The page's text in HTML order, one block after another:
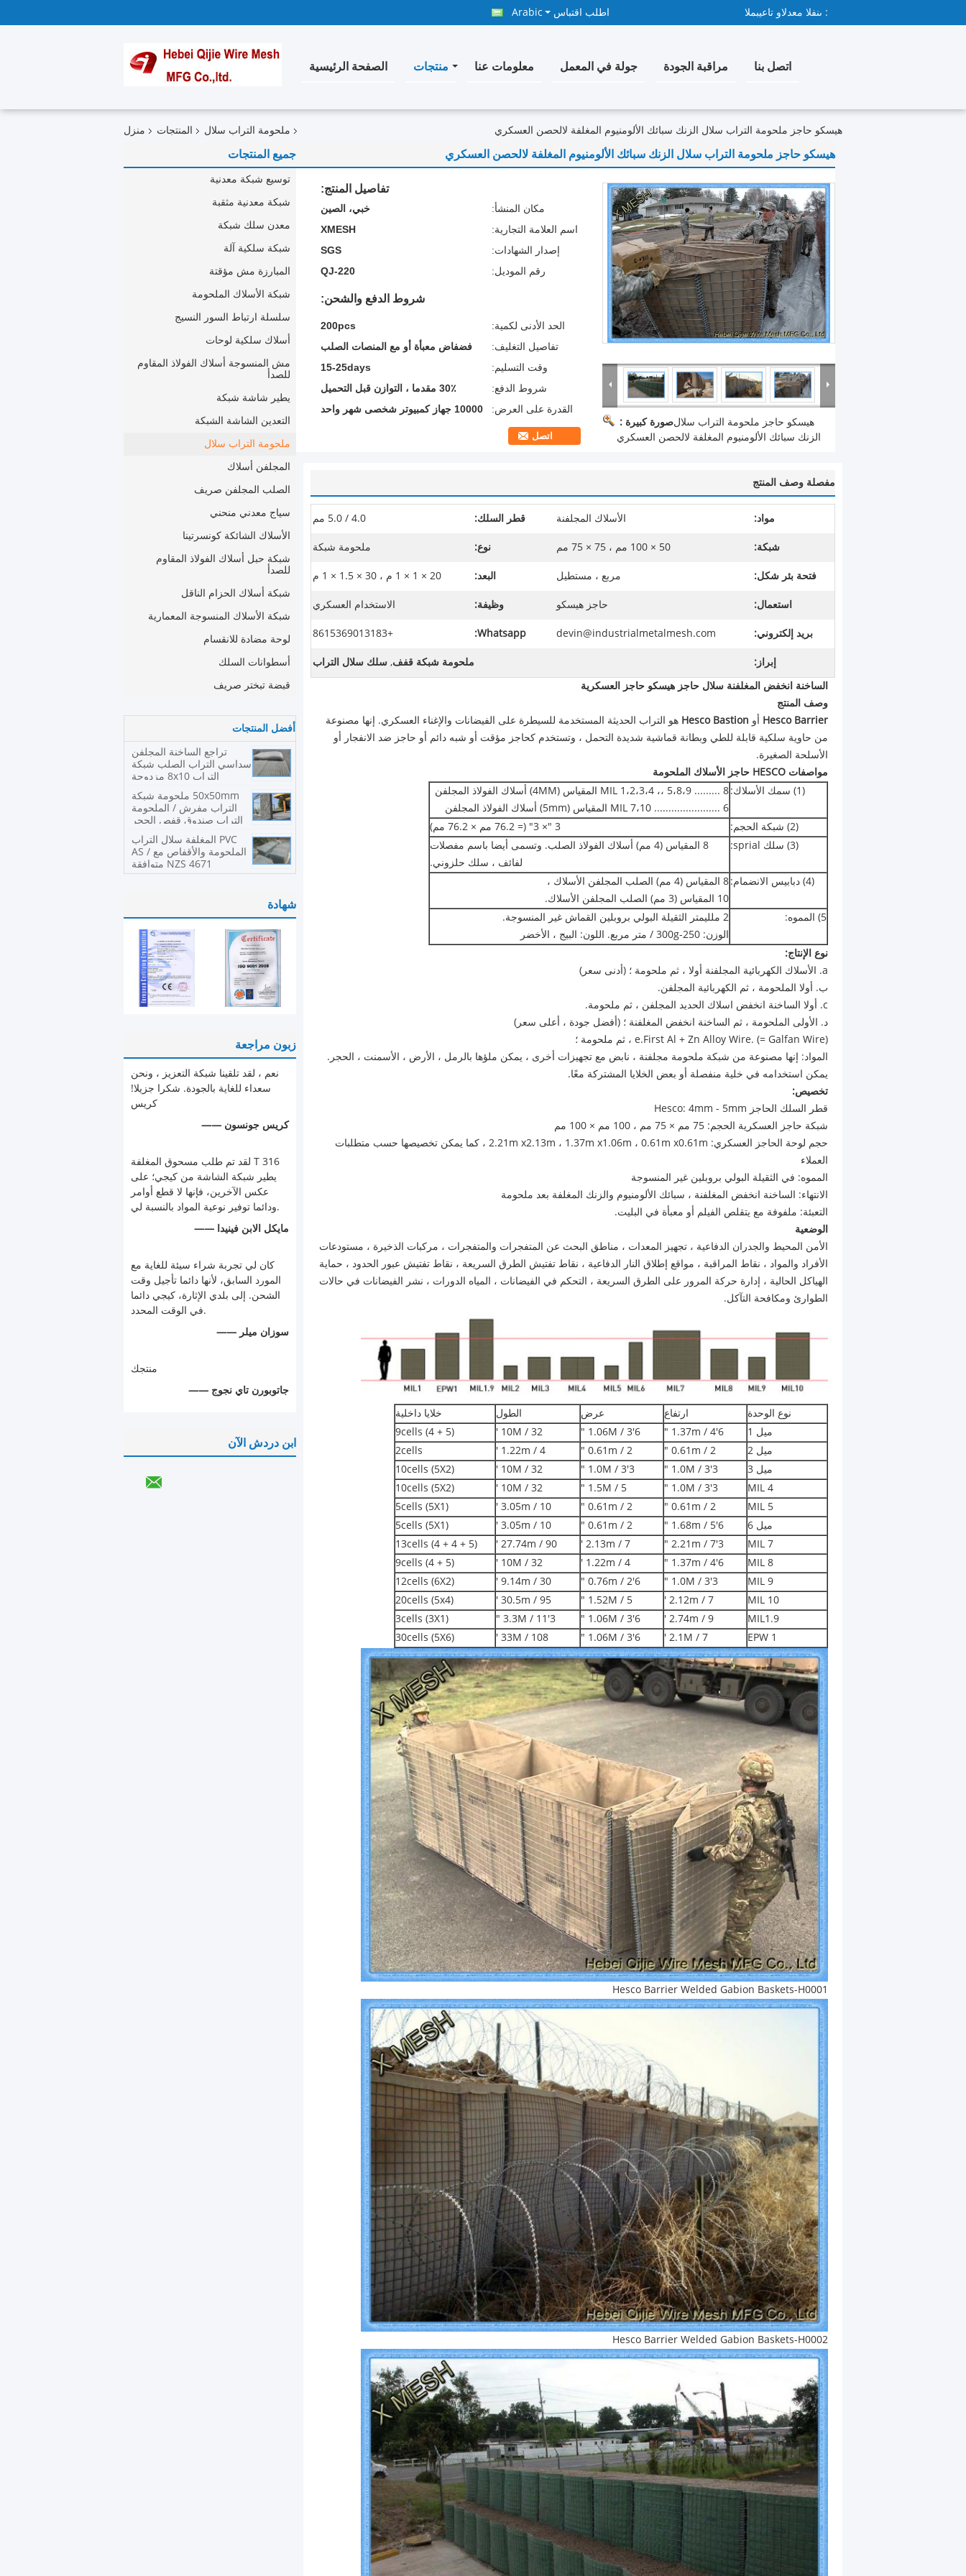
المبيعات والدعم الفنى : اطلب اقتباس Arabic
الصفحة الرئيسية منتجات معلومات عنا جولة في المعمل مراقبة الجودة اتصل بنا
منزل المنتجات ملحومة التراب سلال هيسكو حاجز ملحومة التراب سلال الزنك سبائك الألومنيوم المغلفة لالحصن العسكري
جميع المنتجات
توسيع شبكة معدنية
شبكة معدنية مثقبة
معدن سلك شبكة
شبكة سلكية آلة
المبارزة مش مؤقتة
شبكة الأسلاك الملحومة
سلسلة ارتباط السور النسيج
أسلاك سلكية لوحات
مش المنسوجة أسلاك الفولاذ المقاوم
للصدأ
يطير شاشة شبكة
التعدين الشاشة الشبكة
ملحومة التراب سلال
المجلفن أسلاك
الصلب المجلفن صريف
سياج معدني منحني
الأسلاك الشائكة كونسرتينا
شبكة حبل أسلاك الفولاذ المقاوم
للصدأ
شبكة أسلاك الحزام الناقل
شبكة الأسلاك المنسوجة المعمارية
لوحة مضادة للانقسام
أسطوانات السلك
قبضة تبختر صريف
أفضل المنتجات
تراجع الساخنة المجلفن
سداسي التراب الصلب شبكة
التراب 8x10 مزدوجة
الملتوية
50x50mm ملحومة شبكة
التراب مفرش / الملحومة
التراب صندوق قفص الحجر
PVC المغلفة سلال التراب
الملحومة والأقفاص مع AS /
NZS 4671 متوافقة
شهادة
زبون مراجعة
نعم ، لقد تلقينا شبكة التعزيز ، ونحن
سعداء للغاية بالجودة. شكرا جزيلا!
كريس
—— كريس جونسون
لقد تم طلب مسحوق المغلفة T 316
يطير شبكة الشاشة من كيجي؛ على
عكس الآخرين، فإنها لا قطع أوامر
ودائما توفير نوعية المواد بالنسبة لي.
—— مايكل الابن فينيدا
كان لي تجربة شراء سيئة للغاية مع
المورد السابق، لأنها دائما تأجيل وقت
الشحن. إلى بلدي الإثارة، كيجي دائما
في الوقت المحدد.
—— سوزان ميلر
منتجك
—— جاتوبورن تاي نجوج
ابن دردش الآن
هيسكو حاجز ملحومة التراب سلال الزنك سبائك الألومنيوم المغلفة لالحصن العسكري
صورة كبيرة :هيسكو حاجز ملحومة التراب سلال
الزنك سبائك الألومنيوم المغلفة لالحصن العسكري
تفاصيل المنتج:
مكان المنشأ:
خبي، الصين
اسم العلامة التجارية:
XMESH
إصدار الشهادات:
SGS
رقم الموديل:
QJ-220
شروط الدفع والشحن:
الحد الأدنى لكمية:
200pcs
تفاصيل التغليف:
فضفاض معبأة أو مع المنصات الصلب
وقت التسليم:
15-25days
شروط الدفع:
30٪ مقدما ، التوازن قبل التحميل
القدرة على العرض:
10000 جهاز كمبيوتر شخصى شهر واحد
اتصل
مفصلة وصف المنتج
مواد: الأسلاك المجلفنة قطر السلك: 4.0 / 5.0 مم
شبكة: 50 × 100 مم ، 75 × 75 مم نوع: ملحومة شبكة
فتحة بئر شكل: مربع ، مستطيل البعد: 20 × 1 × 1 م ، 30 × 1.5 × 1 م
استعمال: حاجز هيسكو وظيفة: الاستخدام العسكري
بريد إلكتروني: devin@industrialmetalmesh.com
Whatsapp:
+8615369013183
إبراز: ملحومة شبكة قفف, سلك سلال التراب
الساخنة انخفض المغلفنة سلال حاجز هيسكو حاجز العسكرية
وصف المنتج
Hesco Barrier أو Hesco Bastion هو التراب الحديثة المستخدمة للسيطرة على الفيضانات والإغناء العسكري. إنها مصنوعة
من حاوية سلكية قابلة للطي وبطانة قماشية شديدة التحمل ، وتستخدم كحاجز مؤقت أو شبه دائم أو حاجز ضد الانفجار أو
الأسلحة الصغيرة.
مواصفات HESCO حاجز الأسلاك الملحومة
(1) سمك الأسلاك:
MIL 1،2،3،4 ،، 5،8،9 ......... 8 المقياس (4MM) أسلاك الفولاذ المجلفن
MIL 7،10 ....................... 6 المقياس (5mm) أسلاك الفولاذ المجلفن
(2) شبكة الحجم:
3 "× 3" (= 76.2 مم × 76.2 مم)
(3) سلك sprial:
8 المقياس (4 مم) أسلاك الفولاذ الصلب. وتسمى أيضا باسم مفصلات
لفائف ، سلك حلزوني.
(4) دبابيس الانضمام:
8 المقياس (4 مم) الصلب المجلفن الأسلاك ،
10 المقياس (3 مم) الصلب المجلفن الأسلاك.
5) المموه:
2 ملليمتر الثقيلة البولي بروبلين القماش غير المنسوجة.
الوزن: 250-300g / متر مربع. اللون: البيج ، الأخضر
نوع الإنتاج:
a. الأسلاك الكهربائية المجلفنة أولا ، ثم ملحومة ؛ (أدنى سعر)
ب. أولا الملحومة ، ثم الكهربائية المجلفن.
c. أولا الساخنة انخفض اسلاك الحديد المجلفن ، ثم ملحومة.
د. الأولى الملحومة ، ثم الساخنة انخفض المغلفنة ؛ (أفضل جودة ، أعلى سعر)
e.First Al + Zn Alloy Wire. (= Galfan Wire) ، ثم ملحومة ؛
المواد: إنها مصنوعة من شبكة ملحومة مجلفنة ، نابض مع تجهيزات أخرى ، يمكن ملؤها بالرمل ، الأرض ، الأسمنت ، الحجر.
يمكن استخدامه في خلية منفصلة أو بعض الخلايا المشتركة معًا.
تخصيص:
قطر السلك الحاجز Hesco: 4mm - 5mm
شبكة حاجز العسكرية الحجم: 75 مم × 75 مم ، 100 مم × 100 مم
حجم لوحة الحاجز العسكري: 2.21m x2.13m ، 1.37m x1.06m ، 0.61m x0.61m ، كما يمكن تخصيصها حسب متطلبات
العملاء
المموه: في الثقيلة البولي بروبلين غير المنسوجة
الانتهاء: الساخنة انخفض المغلفنة ، سبائك الألومنيوم والزنك المغلفة بعد ملحومة
التعبئة: ملفوفة مع يتقلص الفيلم أو معبأة في البليت.
الوضعية
الأمن المحيط والجدران الدفاعية ، تجهيز المعدات ، مناطق البحث عن المتفجرات والمتفجرات ، مركبات الذخيرة ، مستودعات
الأفراد والمواد ، نقاط المراقبة ، مواقع إطلاق النار الدفاعية ، نقاط تفتيش الطرق السريعة ، نقاط تفتيش عبور الحدود ، حماية
الهياكل الحالية ، إدارة حركة المرور على الطرق السريعة ، التحكم في الفيضانات ، المياه الدورات ، نشر الفيضانات في حالات
الطوارئ ومكافحة التآكل.
نوع الوحدة ارتفاع عرض الطول
خلايا داخلية
ميل 1
1.37m / 4'6 "
1.06M / 3'6 "
10M / 32 '
9cells (4 + 5)
ميل 2
0.61m / 2 "
0.61m / 2 "
1.22m / 4 '
2cells
ميل 3
1.0M / 3'3 "
1.0M / 3'3 "
10M / 32 '
10cells (5X2)
MIL 4
1.0M / 3'3 "
1.5M / 5 "
10M / 32 '
10cells (5X2)
MIL 5
0.61m / 2 "
0.61m / 2 "
3.05m / 10 '
5cells (5X1)
ميل 6
1.68m / 5'6 "
0.61m / 2 "
3.05m / 10 '
5cells (5X1)
MIL 7
2.21m / 7'3 "
2.13m / 7 '
27.74m / 90 '
13cells (4 + 4 + 5)
MIL 8
1.37m / 4'6 "
1.22m / 4 '
10M / 32 '
9cells (4 + 5)
MIL 9
1.0M / 3'3 "
0.76m / 2'6 "
9.14m / 30 '
12cells (6X2)
MIL 10
2.12m / 7 '
1.52M / 5 "
30.5m / 95 '
20cells (5x4)
MIL1.9
2.74m / 9 '
1.06M / 3'6 "
3.3M / 11'3 "
3cells (3X1)
EPW 1
2.1M / 7 '
1.06M / 3'6 "
33M / 108 '
30cells (5X6)
Hesco Barrier Welded Gabion Baskets-H0001
Hesco Barrier Welded Gabion Baskets-H0002